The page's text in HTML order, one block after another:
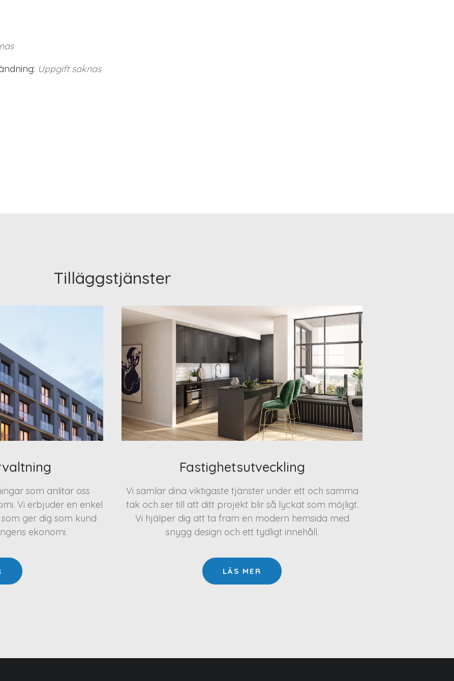
Uppgift saknas
Tilläggstjänster
som anlitar oss
Vi erbjuder en enkel
ger dig som kund
ekonomi.
Fastighetsutveckling
Vi samlar dina viktigaste tjänster under ett och samma
tak och ser till att ditt projekt blir så lyckat som möjligt.
Vi hjälper dig att ta fram en modern hemsida med
snygg design och ett tydligt innehåll.
LÄS MER